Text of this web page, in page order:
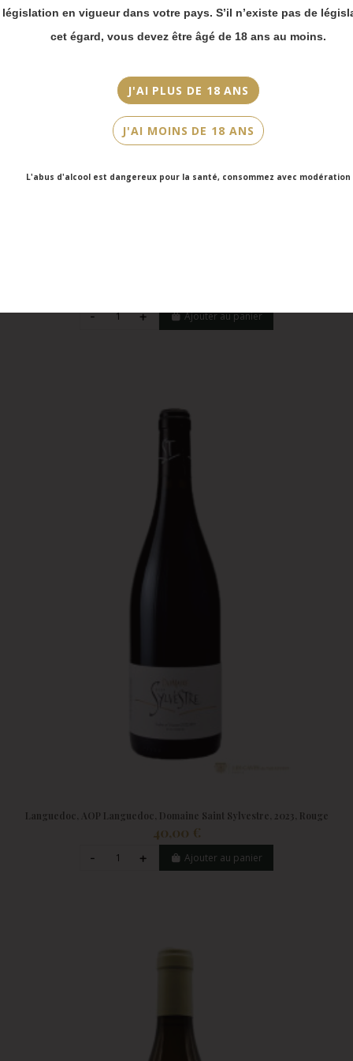
législation en vigueur dans votre pays. S’il n’existe pas de
cet égard, vous devez être âgé de 18 ans au moins.
J'AI PLUS DE 18 ANS
J'AI MOINS DE 18 ANS
L'abus d'alcool est dangereux pour la santé, consommez avec modération
Ajouter au panier
Languedoc, AOP Languedoc, Domaine Saint Sylvestre, 2023, Rouge
40,00 €
Ajouter au panier
prendre en compte :
Les envois
reprendront à
partir du 31 août.
click-and-collect
(cave Faubourg
cave Victor Hugo)